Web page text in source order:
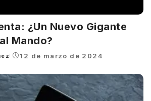
¿Un Nuevo Gigante
Mando?
12 de marzo de 2024